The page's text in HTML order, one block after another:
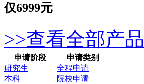
仅6999元
>>查看全部产品
申请阶段
申请类别
研究生
全程申请
本科
院校申请